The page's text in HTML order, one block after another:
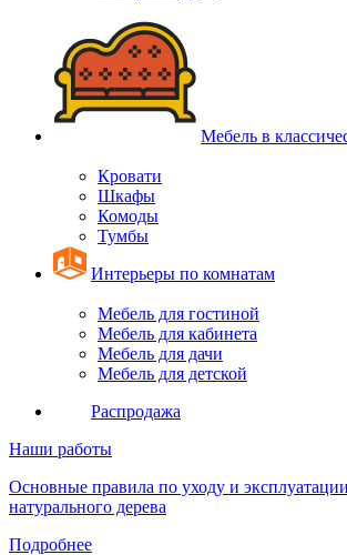
Мебель в
Кровати
Шкафы
Комоды
Тумбы
Интерьеры по комнатам
Мебель для гостиной
Мебель для кабинета
Мебель для дачи
Мебель для детской
Распродажа
Наши работы
Основные правила по уходу и
натурального дерева
Подробнее